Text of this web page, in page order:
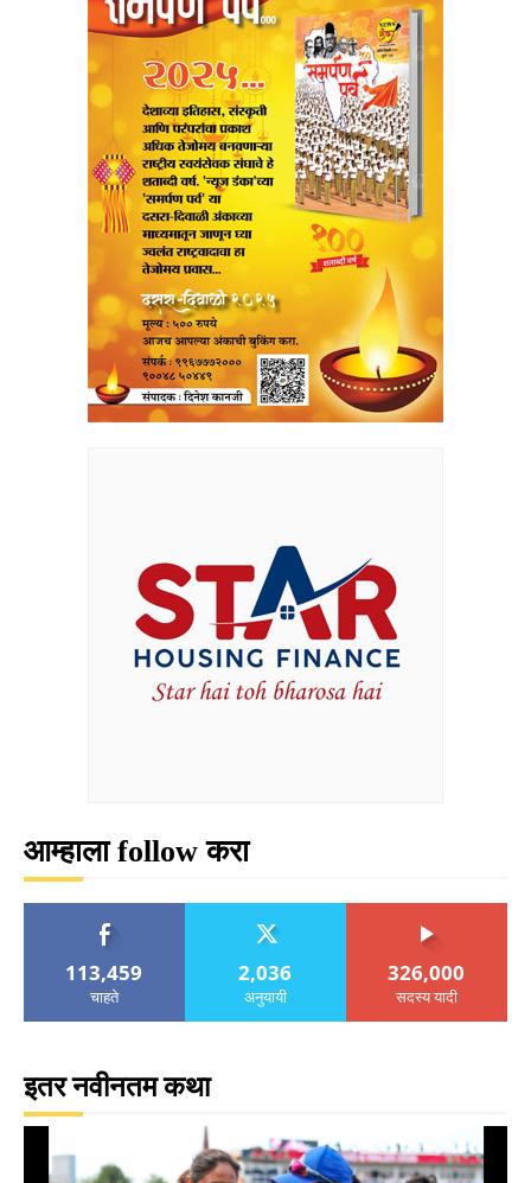
आम्हाला follow करा
113,459
चाहते
2,036
अनुयायी
326,000
सदस्य यादी
इतर नवीनतम कथा